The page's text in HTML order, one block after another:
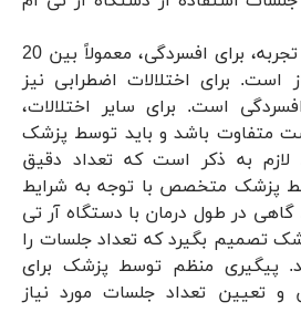
به طور کلی و بر اساس تجربه، برای افسردگی، معمولاً بین 20
است. برای اختلالات اضطرابی نیز
است. برای سایر اختلالات،
متفاوت باشد و باید توسط پزشک
به ذکر است که تعداد دقیق
پزشک متخصص با توجه به شرایط
در طول درمان با دستگاه آر تی
تصمیم بگیرد که تعداد جلسات را
پیگیری منظم توسط پزشک برای
و تعیین تعداد جلسات مورد نیاز